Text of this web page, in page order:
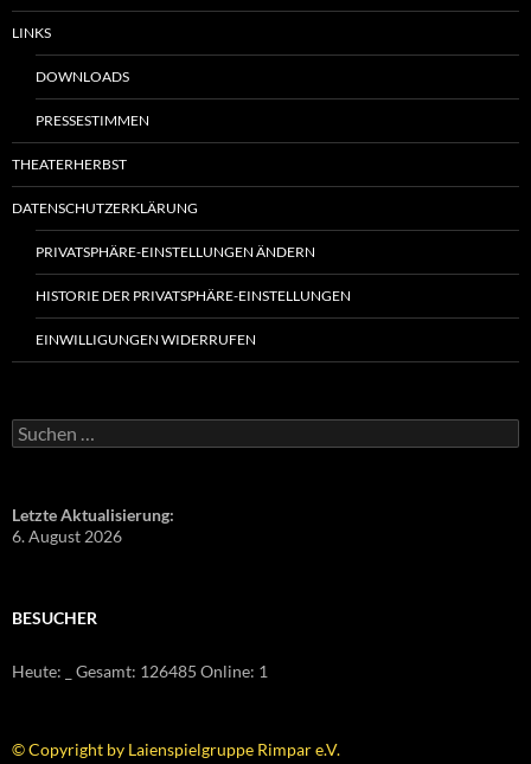
LINKS
DOWNLOADS
PRESSESTIMMEN
THEATERHERBST
DATENSCHUTZERKLÄRUNG
PRIVATSPHÄRE-EINSTELLUNGEN ÄNDERN
HISTORIE DER PRIVATSPHÄRE-EINSTELLUNGEN
EINWILLIGUNGEN WIDERRUFEN
Suchen
nach:
Letzte Aktualisierung:
6. August 2026
BESUCHER
Heute: Gesamt: 126485 Online: 1
© Copyright by Laienspielgruppe Rimpar e.V.